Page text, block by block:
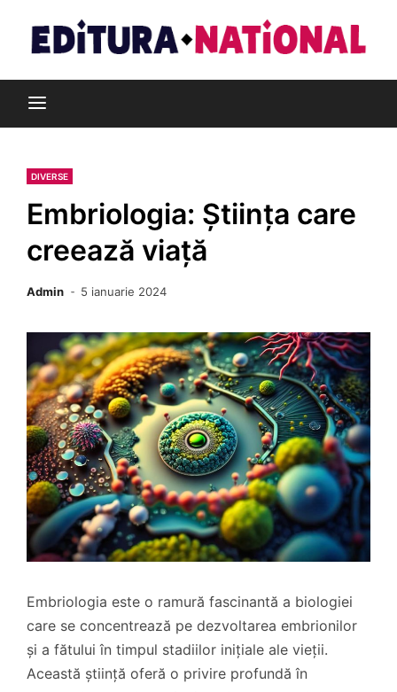
content
Editura Național
DIVERSE
Embriologia: Știința care
creează viață
Admin 5 ianuarie 2024
Embriologia este o ramură fascinantă a biologiei
care se concentrează pe dezvoltarea embrionilor
și a fătului în timpul stadiilor inițiale ale vieții.
Această știință oferă o privire profundă în